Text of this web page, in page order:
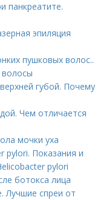
панкреатите.
эпиляция
пушковых волос..
волосы
губой. Почему
Чем отличается
мочки уха
pylori. Показания и
pylori
ботокса лица
Лучшие спреи от